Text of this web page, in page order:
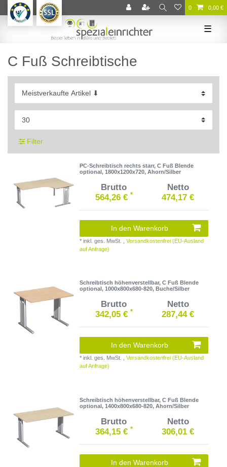
0 0,00 €
☰
C Fuß Schreibtische
Filter
PC-Schreibtisch rechts starr, C Fuß Blende
optional, 1800x1200x720, Ahorn/Silber
Brutto
Netto
564,26 € * 474,17 €
In den Warenkorb
*inkl. ges. MwSt. ,Versandkostenfrei (EU-Ausland
auf Anfrage)
Schreibtisch höhenverstellbar, C Fuß Blende
optional, 1000x800x680-820, Buche/Silber
Brutto
Netto
342,05 € * 287,44 €
In den Warenkorb
*inkl. ges. MwSt. ,Versandkostenfrei (EU-Ausland
auf Anfrage)
Schreibtisch höhenverstellbar, C Fuß Blende
optional, 1400x800x680-820, Ahorn/Silber
Brutto
Netto
364,15 € * 306,01 €
In den Warenkorb